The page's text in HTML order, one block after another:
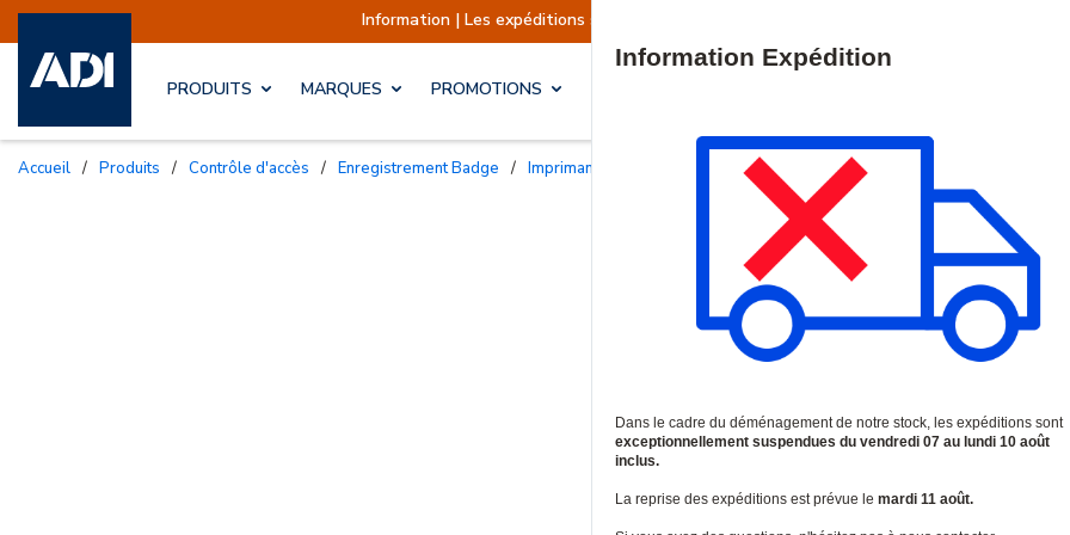
Information | Les expéditions sont actuellement suspendues Reprise prévue le
PRODUITS MARQUES PROMOTIONS
Accueil / Produits / Contrôle d'accès / Enregistrement Badge / Imprimantes de badges d'identification